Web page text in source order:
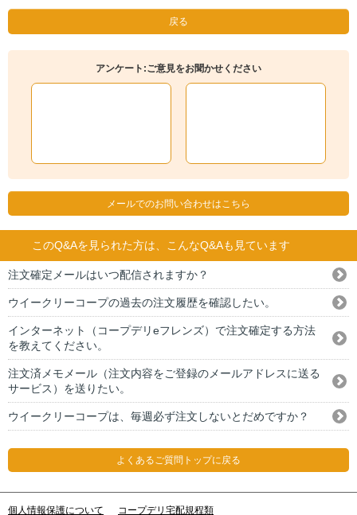
戻る
アンケート:ご意見をお聞かせください
メールでのお問い合わせはこちら
このQ&Aを見られた方は、こんなQ&Aも見ています
注文確定メールはいつ配信されますか？
ウイークリーコープの過去の注文履歴を確認したい。
インターネット（コープデリeフレンズ）で注文確定する方法
を教えてください。
注文済メモメール（注文内容をご登録のメールアドレスに送る
サービス）を送りたい。
ウイークリーコープは、毎週必ず注文しないとだめですか？
よくあるご質問トップに戻る
個人情報保護について コープデリ宅配規程類